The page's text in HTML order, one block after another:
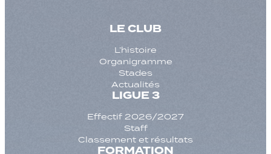
LE CLUB
L’histoire
Organigramme
Stades
Actualités
LIGUE 3
Effectif 2026/2027
Staff
Classement et résultats
FORMATION